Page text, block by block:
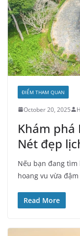
ĐIỂM THAM QUAN
October 20, 2025
Khám phá
Nét đẹp
Nếu bạn đang
hoang vu vừa
Read More